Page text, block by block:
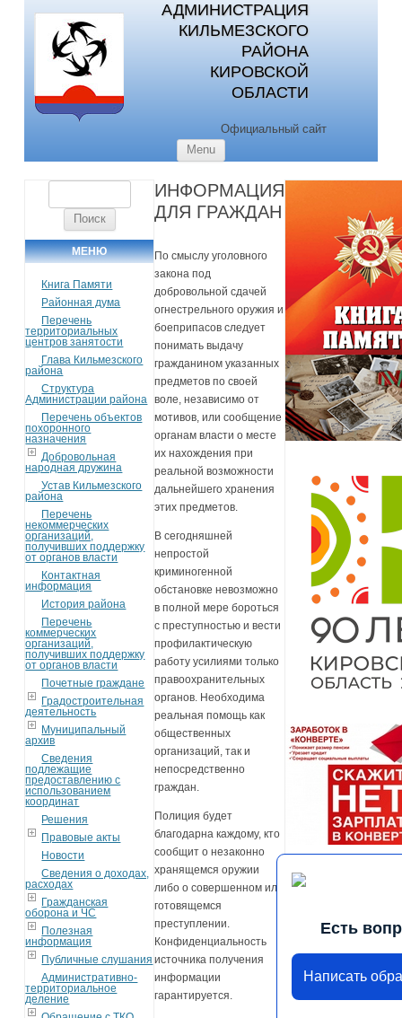
АДМИНИСТРАЦИЯ
КИЛЬМЕЗСКОГО
РАЙОНА
КИРОВСКОЙ
ОБЛАСТИ
Официальный сайт
Menu
МЕНЮ
Книга Памяти
Районная дума
Перечень
территориальных
центров занятости
Глава Кильмезского
района
Структура
Администрации района
Перечень объектов
похоронного
назначения
Добровольная
народная дружина
Устав Кильмезского
района
Перечень
некоммерческих
организаций,
получивших поддержку
от органов власти
Контактная
информация
История района
Перечень
коммерческих
организаций,
получивших поддержку
от органов власти
Почетные граждане
Градостроительная
деятельность
Муниципальный
архив
Сведения
подлежащие
предоставлению с
использованием
координат
Решения
Правовые акты
Новости
Сведения о доходах,
расходах
Гражданская
оборона и ЧС
Полезная
информация
Публичные слушания
Административно-
территориальное
деление
ИНФОРМАЦИЯ
ДЛЯ ГРАЖДАН
По смыслу уголовного
закона под
добровольной сдачей
огнестрельного оружия и
боеприпасов следует
понимать выдачу
гражданином указанных
предметов по своей
воле, независимо от
мотивов, или сообщение
органам власти о месте
их нахождения при
реальной возможности
дальнейшего хранения
этих предметов.
В сегодняшней
непростой
криминогенной
обстановке невозможно
в полной мере бороться
с преступностью и вести
профилактическую
работу усилиями только
правоохранительных
органов. Необходима
реальная помощь как
общественных
организаций, так и
непосредственно
граждан.
Полиция будет
благодарна каждому, кто
сообщит о незаконно
хранящемся оружии
либо о совершенном или
готовящемся
преступлении.
Конфиденциальность
источника получения
информации
гарантируется.
Есть
Написать